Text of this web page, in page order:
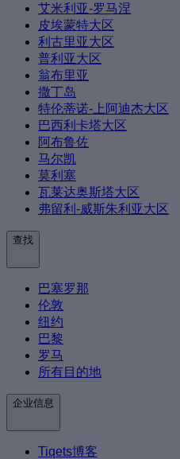
艾米利亚-罗马涅
皮埃蒙特大区
利古里亚大区
普利亚大区
翁布里亚
撒丁岛
特伦蒂诺-上阿迪杰大区
巴西利卡塔大区
阿布鲁佐
马尔凯
莫利塞
瓦莱达奥斯塔大区
弗留利-威斯朱利亚大区
查找
巴塞罗那
伦敦
纽约
巴黎
罗马
所有目的地
企业信息
Tiqets博客